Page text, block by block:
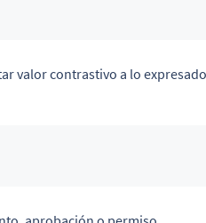
valor contrastivo a lo